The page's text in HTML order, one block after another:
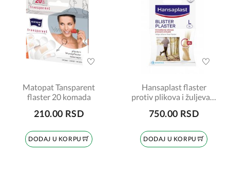
Matopat Tansparent
flaster 20 komada
210.00 RSD
DODAJ U KORPU
Hansaplast flaster
protiv plikova i žuljeva 5
750.00 RSD
DODAJ U KORPU